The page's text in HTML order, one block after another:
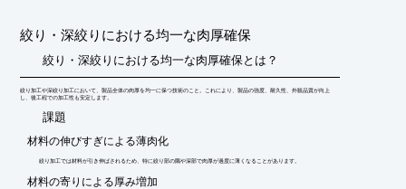
絞り・深絞りにおける均一な肉厚確保
絞り・深絞りにおける均一な肉厚確保とは？
絞り加工や深絞り加工において、製品全体の肉厚を均一に保つ技術のこと。これにより、製品の強度、耐久性、外観品質が向上
し、後工程での加工性も安定します。
​課題
材料の伸びすぎによる薄肉化
絞り加工では材料が引き伸ばされるため、特に絞り部の隅や深部で肉厚が過度に薄くなることがあります。
材料の寄りによる厚み増加